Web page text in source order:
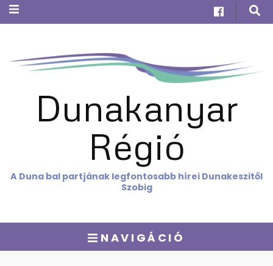
Dunakanyar
Régió
A Duna bal partjának legfontosabb hírei Dunakeszitől
Szobig
NAVIGÁCIÓ